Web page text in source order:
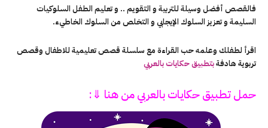
فالقصص أفضل وسيلة للتربية و التقويم .. و تعليم الطفل السلوكيات
السليمة و تعزيز السلوك الإيجابي و التخلص من السلوك الخاطيء.
اقرأ لطفلك وعلمه حب القراءة مع سلسلة قصص تعليمية للاطفال وقصص
تربوية هادفةبتطبيق حكايات بالعربي
حمل تطبيقحكايات بالعربيمن هنا ⇓: